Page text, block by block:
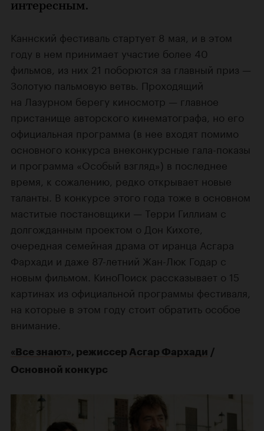
интересным.
Каннский фестиваль стартует 8 мая, и в этом
году в нем принимает участие более 40
фильмов, из них 21 поборются за главный приз —
Золотую пальмовую ветвь. Проходящий
на Лазурном берегу киносмотр — главное
пристанище авторского кинематографа, но его
официальная программа (в нее входят помимо
основного конкурса внеконкурсные гала-показы
и программа «Особый взгляд») в последнее
время, к сожалению, редко открывает новые
таланты. В конкурсе этого года тоже в основном
маститые постановщики — Терри Гиллиам с
долгожданным проектом о Дон Кихоте,
очередная семейная драма от иранца Асгара
Фархади и даже 87-летний Жан-Люк Годар с
новым фильмом. КиноПоиск рассказывает о 15
картинах из официальной программы фестиваля,
на которые в этом году стоит обратить особое
внимание.
«Все знают», режиссер Асгар Фархади /
Основной конкурс